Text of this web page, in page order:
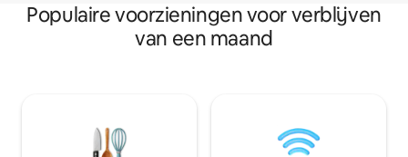
Populaire voorzieningen voor verblijven
van een maand